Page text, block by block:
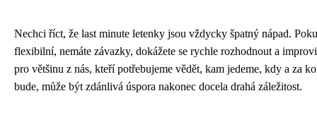
Nechci říct, že last minute letenky jsou vždycky špatný nápad.
flexibilní, nemáte závazky, dokážete se rychle rozhodnout a
pro většinu z nás, kteří potřebujeme vědět, kam jedeme, kdy a za
bude, může být zdánlivá úspora nakonec docela drahá záležitost.